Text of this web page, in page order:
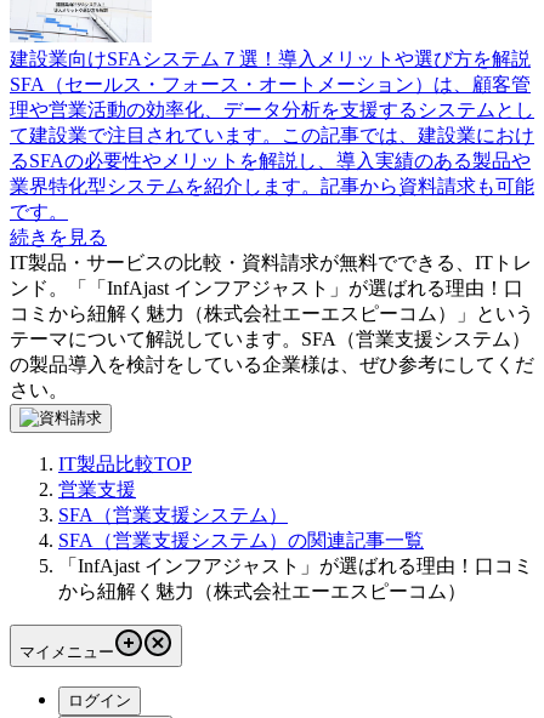
建設業向けSFAシステム７選！導入メリットや選び方を解説
SFA（セールス・フォース・オートメーション）は、顧客管
理や営業活動の効率化、データ分析を支援するシステムとし
て建設業で注目されています。この記事では、建設業におけ
るSFAの必要性やメリットを解説し、導入実績のある製品や
業界特化型システムを紹介します。記事から資料請求も可能
です。
続きを見る
IT製品・サービスの比較・資料請求が無料でできる、ITトレ
ンド。「
「InfAjast インフアジャスト」が選ばれる理由！口
コミから紐解く魅力（株式会社エーエスピーコム）
」という
テーマについて解説しています。 SFA（営業支援システム）
の製品導入を検討をしている企業様は、ぜひ参考にしてくだ
さい。
IT製品比較TOP
営業支援
SFA（営業支援システム）
SFA（営業支援システム）の関連記事一覧
「InfAjast インフアジャスト」が選ばれる理由！口コミ
から紐解く魅力（株式会社エーエスピーコム）
マイメニュー
ログイン